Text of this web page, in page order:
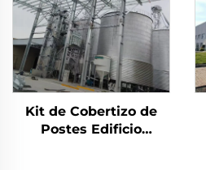
Kit de Cobertizo de
Postes Edificio